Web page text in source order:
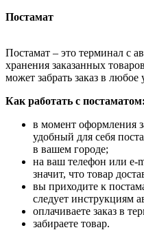
Постамат
Постамат – это терминал с
хранения заказанных
может забрать заказ в любое
Как работать с постаматом:
в момент оформления
удобный для себя
в вашем городе;
на ваш телефон или e-
значит, что товар
вы приходите к
следует инструкциям
оплачиваете заказ в
забираете товар.